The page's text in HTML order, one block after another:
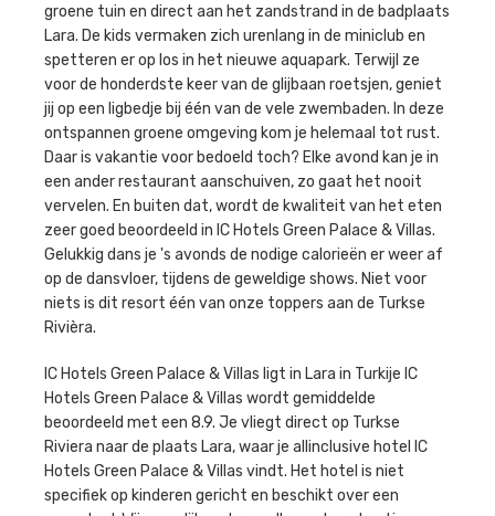
groene tuin en direct aan het zandstrand in de badplaats
Lara. De kids vermaken zich urenlang in de miniclub en
spetteren er op los in het nieuwe aquapark. Terwijl ze
voor de honderdste keer van de glijbaan roetsjen, geniet
jij op een ligbedje bij één van de vele zwembaden. In deze
ontspannen groene omgeving kom je helemaal tot rust.
Daar is vakantie voor bedoeld toch? Elke avond kan je in
een ander restaurant aanschuiven, zo gaat het nooit
vervelen. En buiten dat, wordt de kwaliteit van het eten
zeer goed beoordeeld in IC Hotels Green Palace & Villas.
Gelukkig dans je 's avonds de nodige calorieën er weer af
op de dansvloer, tijdens de geweldige shows. Niet voor
niets is dit resort één van onze toppers aan de Turkse
Rivièra.
IC Hotels Green Palace & Villas ligt in Lara in Turkije IC
Hotels Green Palace & Villas wordt gemiddelde
beoordeeld met een 8.9. Je vliegt direct op Turkse
Riviera naar de plaats Lara, waar je allinclusive hotel IC
Hotels Green Palace & Villas vindt. Het hotel is niet
specifiek op kinderen gericht en beschikt over een